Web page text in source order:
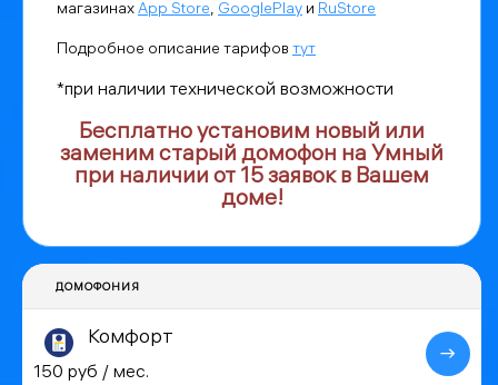
магазинах App Store, GooglePlay и RuStore
Подробное описание тарифов тут
*при наличии технической возможности
Бесплатно установим новый или
заменим старый домофон на Умный
при наличии от 15 заявок в Вашем
доме!
ДОМОФОНИЯ
Комфорт
150 руб / мес.